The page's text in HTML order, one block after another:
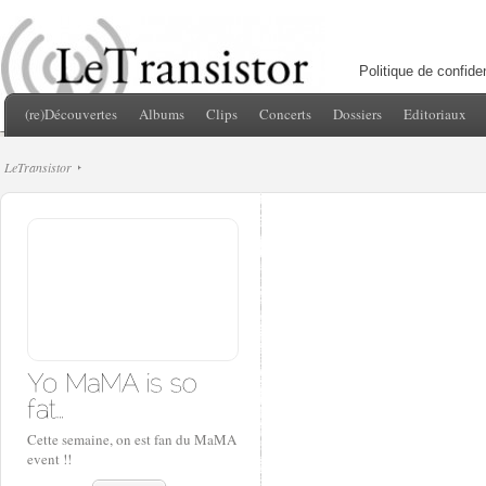
Politique de
(re)Découvertes Albums Clips Concerts Dossiers Editoriaux
LeTransistor
Cette semaine, on est fan du MaMA
event !!